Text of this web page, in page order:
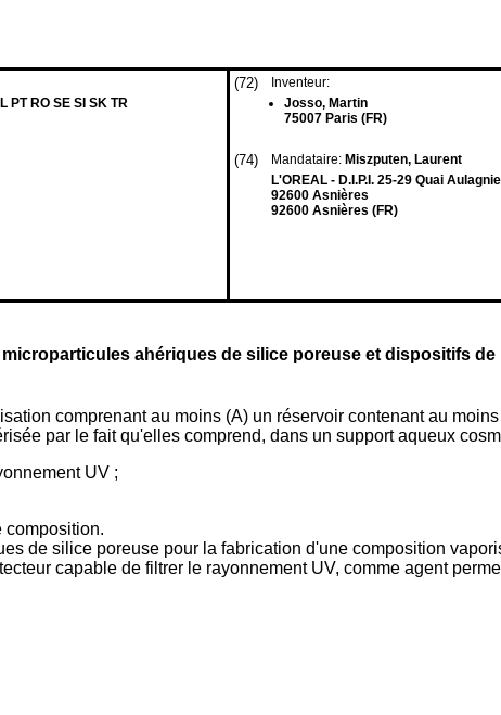
PT RO SE SI SK TR
(72)
Inventeur:
Josso, Martin
75007 Paris (FR)
(74) Mandataire: Miszputen, Laurent
L'OREAL - D.I.P.I. 25-29 Quai
92600 Asnières
92600 Asnières (FR)
ahériques de silice poreuse et dispositifs
comprenant au moins (A) un réservoir contenant au
par le fait qu'elles comprend, dans un support aqueux
UV ;
composition.
de silice poreuse pour la fabrication d'une composition
capable de filtrer le rayonnement UV, comme agent